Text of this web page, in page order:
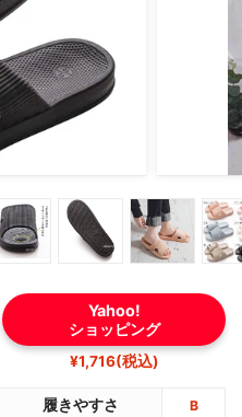
Yahoo!
ショッピング
¥1,716(税込)
履きやすさ B